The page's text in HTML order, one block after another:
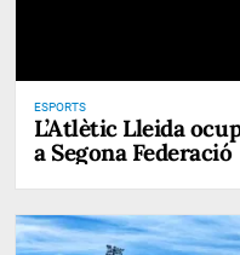
ESPORTS
L’Atlètic Lleida
a Segona Federació